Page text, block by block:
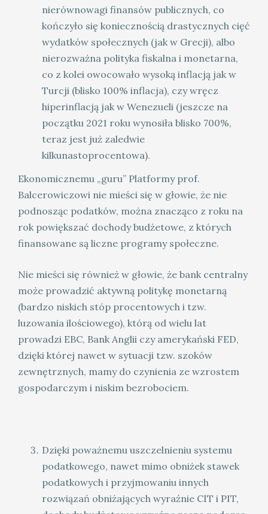
nierównowagi finansów publicznych, co
kończyło się koniecznością drastycznych cięć
wydatków społecznych (jak w Grecji), albo
nierozważna polityka fiskalna i monetarna,
co z kolei owocowało wysoką inflacją jak w
Turcji (blisko 100% inflacja), czy wręcz
hiperinflacją jak w Wenezueli (jeszcze na
początku 2021 roku wynosiła blisko 700%,
teraz jest już zaledwie
kilkunastoprocentowa).
Ekonomicznemu „guru” Platformy prof.
Balcerowiczowi nie mieści się w głowie, że nie
podnosząc podatków, można znacząco z roku na
rok powiększać dochody budżetowe, z których
finansowane są liczne programy społeczne.
Nie mieści się również w głowie, że bank centralny
może prowadzić aktywną politykę monetarną
(bardzo niskich stóp procentowych i tzw.
luzowania ilościowego), którą od wielu lat
prowadzi EBC, Bank Anglii czy amerykański FED,
dzięki której nawet w sytuacji tzw. szoków
zewnętrznych, mamy do czynienia ze wzrostem
gospodarczym i niskim bezrobociem.
Dzięki poważnemu uszczelnieniu systemu
podatkowego, nawet mimo obniżek stawek
podatkowych i przyjmowaniu innych
rozwiązań obniżających wyraźnie CIT i PIT,